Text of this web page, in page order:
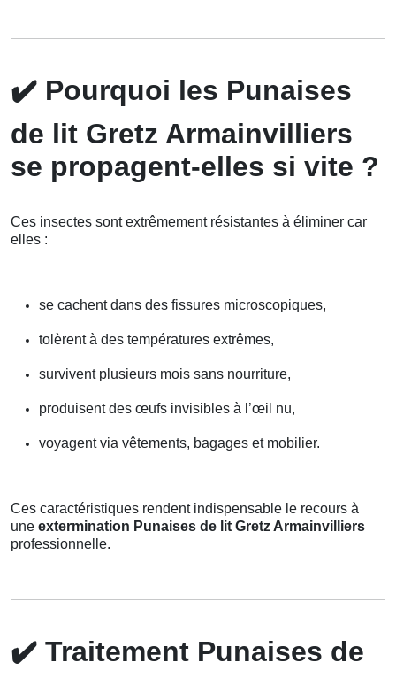
✔️ Pourquoi les Punaises
de lit Gretz Armainvilliers
se propagent-elles si vite ?
Ces insectes sont extrêmement résistantes à éliminer car
elles :
se cachent dans des fissures microscopiques,
tolèrent à des températures extrêmes,
survivent plusieurs mois sans nourriture,
produisent des œufs invisibles à l’œil nu,
voyagent via vêtements, bagages et mobilier.
Ces caractéristiques rendent indispensable le recours à
une extermination Punaises de lit Gretz Armainvilliers
professionnelle.
✔️ Traitement Punaises de